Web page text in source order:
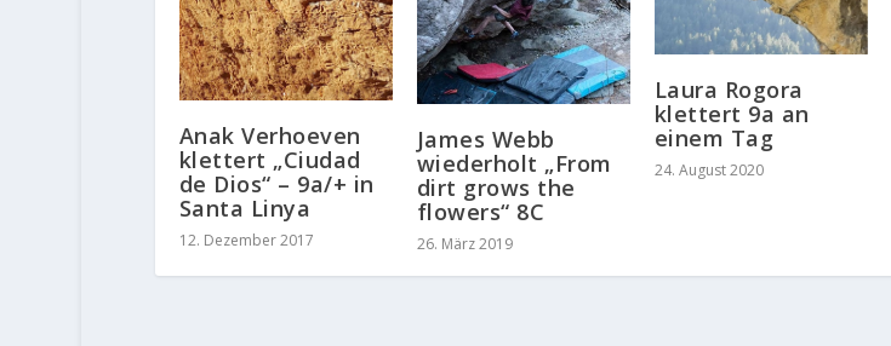
Anak Verhoeven
klettert „Ciudad
de Dios“ – 9a/+ in
Santa Linya
12. Dezember 2017
James Webb
wiederholt „From
dirt grows the
flowers“ 8C
26. März 2019
Laura Rogora
klettert 9a an
einem Tag
24. August 2020